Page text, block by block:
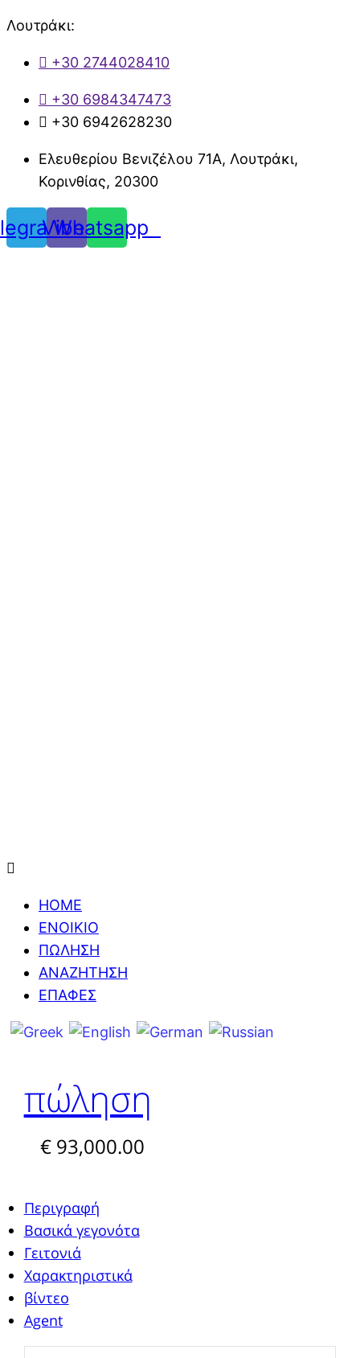
Λουτράκι:
+30 2744028410
+30 6984347473
+30 6942628230
Ελευθερίου Βενιζέλου 71Α, Λουτράκι,
Κορινθίας, 20300
Viber
Whatsapp
HOME
ΕΝΟΙΚΙΟ
ΠΩΛΗΣΗ
ΑΝΑΖΗΤΗΣΗ
ΕΠΑΦΕΣ
πώληση
€ 93,000.00
Περιγραφή
Βασικά γεγονότα
Γειτονιά
Χαρακτηριστικά
βίντεο
Agent